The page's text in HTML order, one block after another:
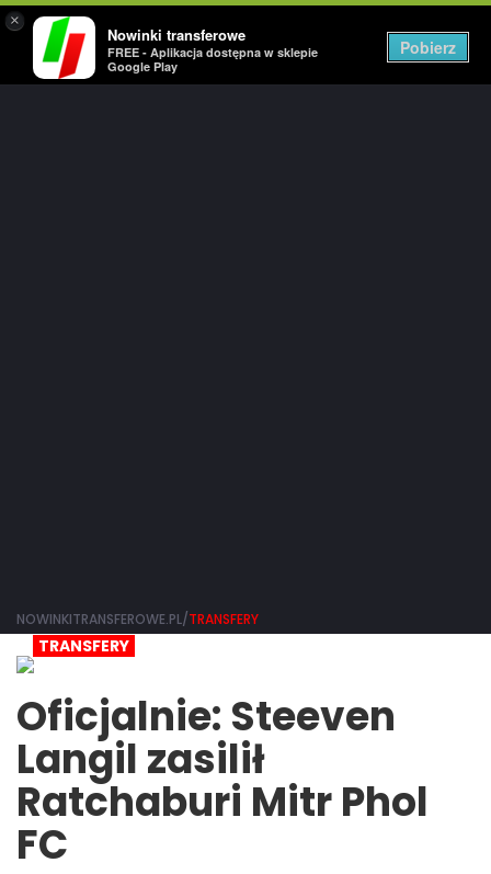
×
Nowinki transferowe
FREE - Aplikacja dostępna w sklepie
Google Play
Pobierz
NOWINKITRANSFEROWE.PL/TRANSFERY
TRANSFERY
Oficjalnie: Steeven
Langil zasilił
Ratchaburi Mitr Phol
FC